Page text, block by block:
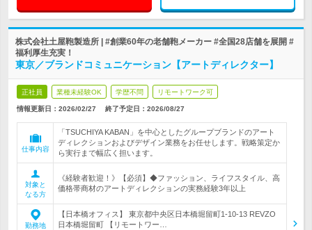
株式会社土屋鞄製造所 | #創業60年の老舗鞄メーカー #全国28店舗を展開 #
福利厚生充実！
東京／ブランドコミュニケーション【アートディレクター】
正社員 業種未経験OK 学歴不問 リモートワーク可
情報更新日：2026/02/27 終了予定日： 2026/08/27
仕事内容
「TSUCHIYA KABAN」を中心としたグループブランドのアート
ディレクションおよびデザイン業務をお任せします。戦略策定か
ら実行まで幅広く担います。
対象と
なる方
《経験者歓迎！》【必須】◆ファッション、ライフスタイル、高
価格帯商材のアートディレクションの実務経験3年以上
勤務地
【日本橋オフィス】 東京都中央区日本橋堀留町1-10-13 REVZO
日本橋堀留町 【リモートワー…